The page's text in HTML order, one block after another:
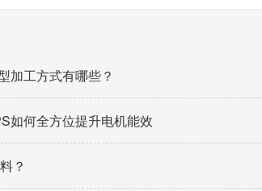
加工方式有哪些？
如何全方位提升电机能效
？